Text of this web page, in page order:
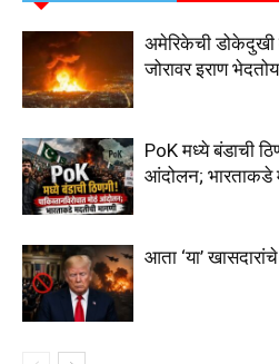
अमेरिकेची डोकेदुखी
जोरावर इराण
PoK मध्ये बंडाची
आंदोलन; भारताकडे
आता ‘या’ खासदारांचे